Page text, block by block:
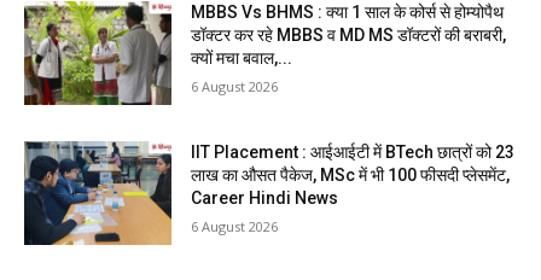
MBBS Vs BHMS : क्या 1 साल के कोर्स से होम्योपैथ
डॉक्टर कर रहे MBBS व MD MS डॉक्टरों की बराबरी,
क्यों मचा बवाल,...
6 August 2026
IIT Placement : आईआईटी में BTech छात्रों को 23
लाख का औसत पैकेज, MSc में भी 100 फीसदी प्लेसमेंट,
Career Hindi News
6 August 2026